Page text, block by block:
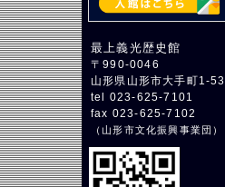
最上義光歴史館
〒990-0046
山形県山形市大手町1-53
tel 023-625-7101
fax 023-625-7102
（山形市文化振興事業団 ）